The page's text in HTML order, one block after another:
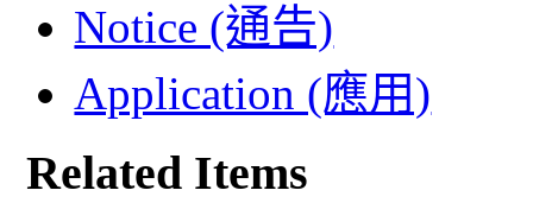
Notice (通告)
Application (應用)
Related Items